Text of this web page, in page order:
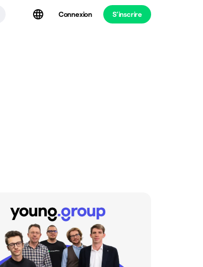
Connexion S’inscrire